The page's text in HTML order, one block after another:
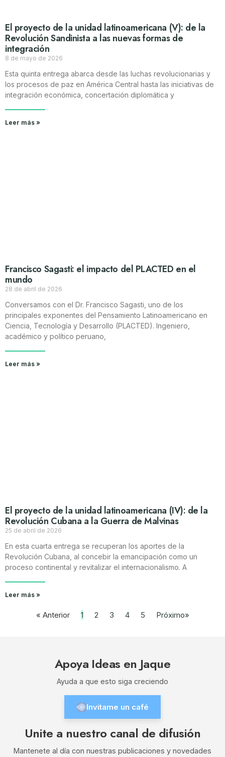
El proyecto de la unidad latinoamericana (V): de la
Revolución Sandinista a las nuevas formas de
integración
8 de mayo de 2026
Esta quinta entrega abarca desde las luchas revolucionarias y
los procesos de paz en América Central hasta las iniciativas de
integración económica, concertación diplomática y
Leer más »
Francisco Sagasti: el impacto del PLACTED en el
mundo
28 de abril de 2026
Conversamos con el Dr. Francisco Sagasti, uno de los
principales exponentes del Pensamiento Latinoamericano en
Ciencia, Tecnología y Desarrollo (PLACTED). Ingeniero,
académico y político peruano,
Leer más »
El proyecto de la unidad latinoamericana (IV): de la
Revolución Cubana a la Guerra de Malvinas
25 de abril de 2026
En esta cuarta entrega se recuperan los aportes de la
Revolución Cubana, al concebir la emancipación como un
proceso continental y revitalizar el internacionalismo. A
Leer más »
« Anterior 1 2 3 4 5 Próximo»
Apoya Ideas en Jaque
Ayuda a que esto siga creciendo
Invitame un café
Unite a nuestro canal de difusión
Mantenete al día con nuestras publicaciones y novedades